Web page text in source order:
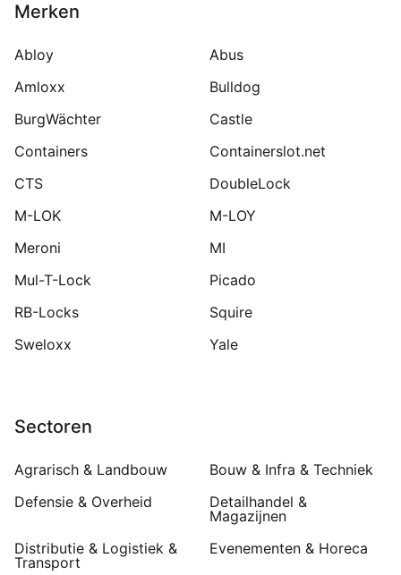
Merken
Abloy
Abus
Amloxx
Bulldog
BurgWächter
Castle
Containers
Containerslot.net
CTS
DoubleLock
M-LOK
M-LOY
Meroni
MI
Mul-T-Lock
Picado
RB-Locks
Squire
Sweloxx
Yale
Sectoren
Agrarisch & Landbouw
Bouw & Infra & Techniek
Defensie & Overheid
Detailhandel &
Magazijnen
Distributie & Logistiek &
Transport
Evenementen & Horeca